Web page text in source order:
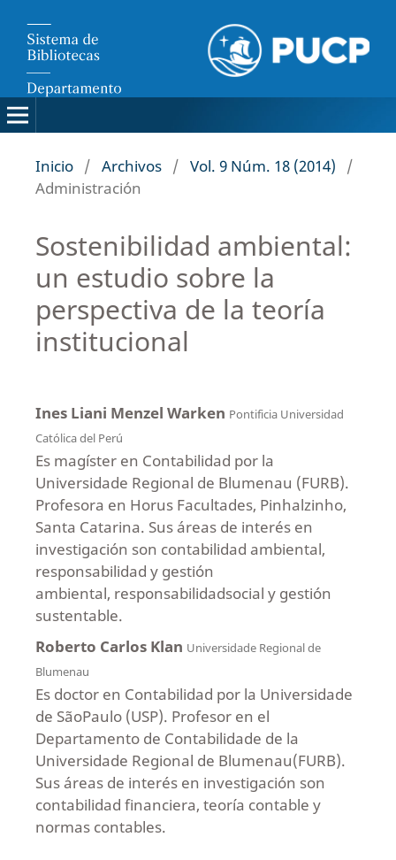
Inicio / Archivos / Vol. 9 Núm. 18 (2014)
/
Administración
Sostenibilidad ambiental:
un estudio sobre la
perspectiva de la teoría
institucional
Ines Liani Menzel Warken Pontificia Universidad
Católica del Perú
Es magíster en Contabilidad por la
Universidade Regional de Blumenau (FURB).
Profesora en Horus Facultades, Pinhalzinho,
Santa Catarina. Sus áreas de interés en
investigación son contabilidad ambiental,
responsabilidad y gestión
ambiental, responsabilidadsocial y gestión
sustentable.
Roberto Carlos Klan Universidade Regional de
Blumenau
Es doctor en Contabilidad por la Universidade
de SãoPaulo (USP). Profesor en el
Departamento de Contabilidade de la
Universidade Regional de Blumenau(FURB).
Sus áreas de interés en investigación son
contabilidad financiera, teoría contable y
normas contables.